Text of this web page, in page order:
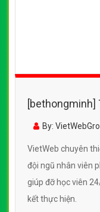
dạy tiếng anh
By:
VietWeb chuyên
đội ngũ nhân viên
giúp đỡ học viên
kết thực hiện.